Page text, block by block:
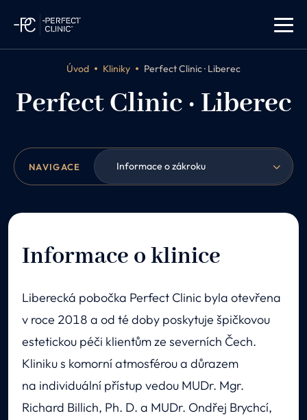
Úvod Kliniky Perfect Clinic · Liberec
Perfect Clinic · Liberec
NAVIGACE Informace o zákroku
Informace o klinice
Liberecká pobočka Perfect Clinic byla otevřena
v roce 2018 a od té doby poskytuje špičkovou
estetickou péči klientům ze severních Čech.
Kliniku s komorní atmosférou a důrazem
na individuální přístup vedou MUDr. Mgr.
Richard Billich, Ph. D. a MUDr. Ondřej Brychcí,